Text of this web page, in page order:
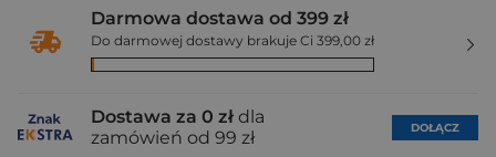
Darmowa dostawa od 399 zł
Do darmowej dostawy brakuje Ci 399,00 zł
Dostawa za 0 zł dla
zamówień od 99 zł
DOŁĄCZ